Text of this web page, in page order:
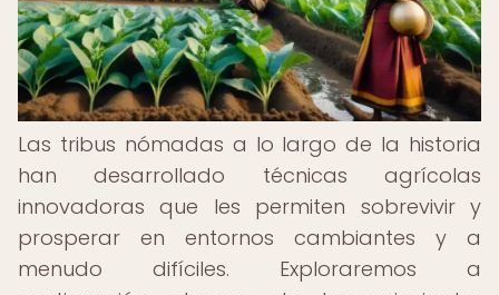
Las tribus nómadas a lo largo de la historia
han desarrollado técnicas agrícolas
innovadoras que les permiten sobrevivir y
prosperar en entornos cambiantes y a
menudo difíciles. Exploraremos a